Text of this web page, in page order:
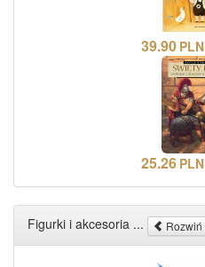
39.90 PLN
25.26 PLN
Figurki i akcesoria ... Rozwiń